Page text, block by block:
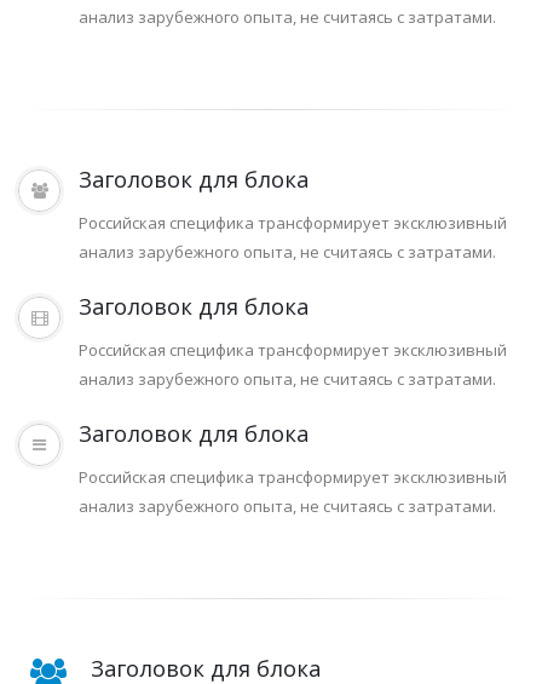
анализ зарубежного опыта, не считаясь с затратами.
Заголовок для блока
Российская специфика трансформирует эксклюзивный
анализ зарубежного опыта, не считаясь с затратами.
Заголовок для блока
Российская специфика трансформирует эксклюзивный
анализ зарубежного опыта, не считаясь с затратами.
Заголовок для блока
Российская специфика трансформирует эксклюзивный
анализ зарубежного опыта, не считаясь с затратами.
Заголовок для блока